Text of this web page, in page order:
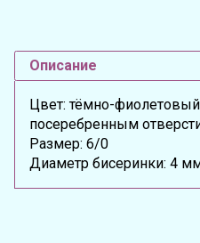
Описание
Цвет: тёмно-
посеребренным
Размер: 6/0
Диаметр бисеринки: 4